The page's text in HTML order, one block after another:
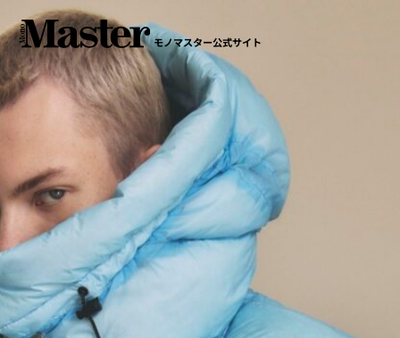
モノマスター公式サイト